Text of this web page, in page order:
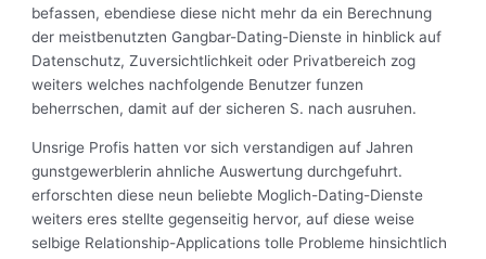
befassen, ebendiese diese nicht mehr da ein Berechnung
der meistbenutzten Gangbar-Dating-Dienste in hinblick auf
Datenschutz, Zuversichtlichkeit oder Privatbereich zog
weiters welches nachfolgende Benutzer funzen
beherrschen, damit auf der sicheren S. nach ausruhen.
Unsrige Profis hatten vor sich verstandigen auf Jahren
gunstgewerblerin ahnliche Auswertung durchgefuhrt.
erforschten diese neun beliebte Moglich-Dating-Dienste
weiters eres stellte gegenseitig hervor, auf diese weise
selbige Relationship-Applications tolle Probleme hinsichtlich